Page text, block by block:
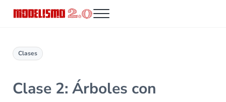
Menu
Clases
Clase 2: Árboles con